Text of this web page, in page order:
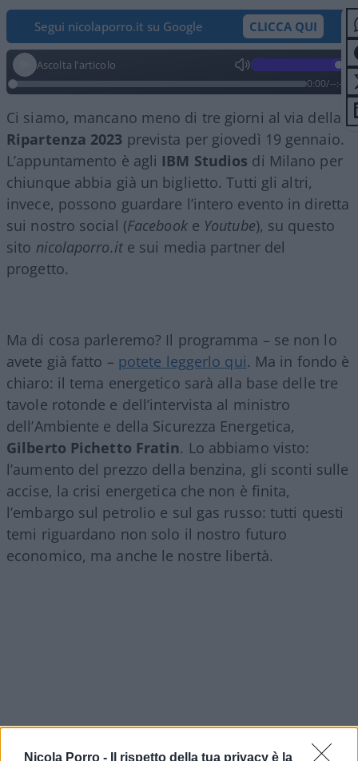
Nicola Porro -
Il rispetto della tua privacy è la
Segui nicolaporro.it su Google CLICCA QUI
Ascolta l'articolo
0:00/--:--
Ci siamo, mancano meno di tre giorni al via della
Ripartenza 2023 prevista per giovedì 19 gennaio.
L’appuntamento è agli IBM Studios di Milano per
chiunque abbia già un biglietto. Tutti gli altri,
invece, possono guardare l’intero evento in diretta
sui nostro social (Facebooke Youtube), su questo
sito nicolaporro.ite sui media partner del
progetto.
Ma di cosa parleremo? Il programma – se non lo
avete già fatto – potete leggerlo qui. Ma in fondo è
chiaro: il tema energetico sarà alla base delle tre
tavole rotonde e dell’intervista al ministro
dell’Ambiente e della Sicurezza Energetica,
Gilberto Pichetto Fratin. Lo abbiamo visto:
l’aumento del prezzo della benzina, gli sconti sulle
accise, la crisi energetica che non è finita,
l’embargo sul petrolio e sul gas russo: tutti questi
temi riguardano non solo il nostro futuro
economico, ma anche le nostre libertà.